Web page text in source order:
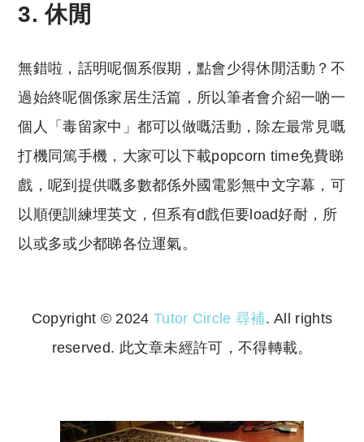
3.休閒
無錯啦，話明呢個系假期，點會少得休閒活動？不
過始終呢個係家居生活篇，所以筆者會介紹一啲一
個人「毒留家中」都可以做嘅活動，除左最常見嘅
打機同篤手機，大家可以下載popcorn time免費睇
戲，呢到提供嘅多數都係外國電影無中文字幕，可
以順便訓練埋英文，但系有d戲佢要load好耐，所
以或多或少都睇各位運氣。
Copyright © 2024 Tutor Circle 尋補. All rights
reserved. 此文章未經許可，不得轉載。